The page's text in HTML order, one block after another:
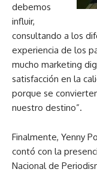
debemos
influir,
consultando a los
experiencia de los
mucho marketing
satisfacción en la
porque se
nuestro destino”.
Finalmente, Yenny
contó con la
Nacional de